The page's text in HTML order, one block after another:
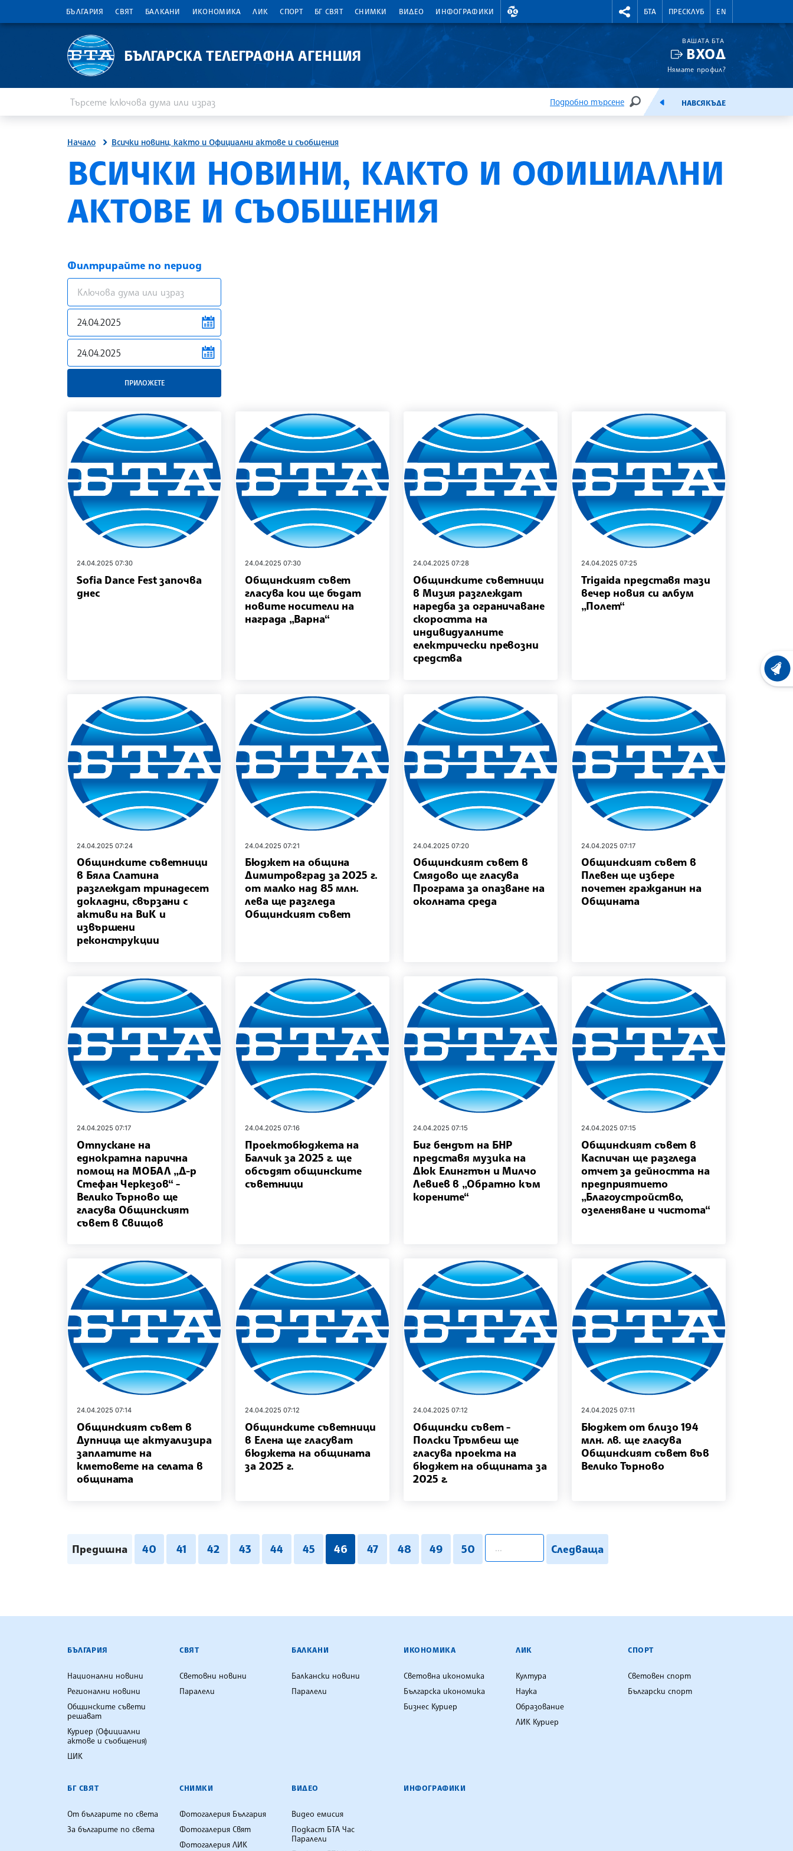
БЪЛГАРИЯ СВЯТ БАЛКАНИ ИКОНОМИКА ЛИК СПОРТ БГ СВЯТ СНИМКИ ВИДЕО ИНФОГРАФИКИ
ВАЛУТНИ КУРСОВЕ RIGHTMENU.SOCIAL
БТА ПРЕСКЛУБ EN
БЪЛГАРСКА ТЕЛЕГРАФНА АГЕНЦИЯ
ВАШАТА БТА
ВХОД
Нямате профил?
Подробно търсене
ТЪРСЕНЕЕМИСИЯНАВСЯКЪДЕ
Начало Всички новини, както и Официални актове и съобщения
ВСИЧКИ НОВИНИ, КАКТО И ОФИЦИАЛНИ
АКТОВЕ И СЪОБЩЕНИЯ
Филтрирайте по период
news.filter.from
news.filter.to
ПРИЛОЖЕТЕ
24.04.2025 07:30
Sofia Dance Fest започва
днес
24.04.2025 07:30
Общинският съвет
гласува кои ще бъдат
новите носители на
награда „Варна“
24.04.2025 07:28
Общинските съветници
в Мизия разглеждат
наредба за ограничаване
скоростта на
индивидуалните
електрически превозни
средства
24.04.2025 07:25
Trigaida представя тази
вечер новия си албум
„Полет“
24.04.2025 07:24
Общинските съветници
в Бяла Слатина
разглеждат тринадесет
докладни, свързани с
активи на ВиК и
извършени
реконструкции
24.04.2025 07:21
Бюджет на община
Димитровград за 2025 г.
от малко над 85 млн.
лева ще разгледа
Общинският съвет
24.04.2025 07:20
Общинският съвет в
Смядово ще гласува
Програма за опазване на
околната среда
24.04.2025 07:17
Общинският съвет в
Плевен ще избере
почетен гражданин на
Общината
24.04.2025 07:17
Отпускане на
еднократна парична
помощ на МОБАЛ „Д-р
Стефан Черкезов“ -
Велико Търново ще
гласува Общинският
съвет в Свищов
24.04.2025 07:16
Проектобюджета на
Балчик за 2025 г. ще
обсъдят общинските
съветници
24.04.2025 07:15
Биг бендът на БНР
представя музика на
Дюк Елингтън и Милчо
Левиев в „Обратно към
корените“
24.04.2025 07:15
Общинският съвет в
Каспичан ще разгледа
отчет за дейността на
предприятието
„Благоустройство,
озеленяване и чистота“
24.04.2025 07:14
Общинският съвет в
Дупница ще актуализира
заплатите на
кметовете на селата в
общината
24.04.2025 07:12
Общинските съветници
в Елена ще гласуват
бюджета на общината
за 2025 г.
24.04.2025 07:12
Общински съвет -
Полски Тръмбеш ще
гласува проекта на
бюджет на общината за
2025 г.
24.04.2025 07:11
Бюджет от близо 194
млн. лв. ще гласува
Общинският съвет във
Велико Търново
Предишна 40 41 42 43 44 45 46 47 48 49 50
pagination.search
Следваща
БЪЛГАРСКА ТЕЛЕГРАФНА АГЕНЦИЯ
БЪЛГАРИЯ
Национални новини
Регионални новини
Общинските съвети
решават
Куриер (Официални
актове и съобщения)
ЦИК
СВЯТ
Световни новини
Паралели
БАЛКАНИ
Балкански новини
Паралели
ИКОНОМИКА
Световна икономика
Българска икономика
Бизнес Куриер
ЛИК
Култура
Наука
Образование
ЛИК Куриер
СПОРТ
Световен спорт
Български спорт
БГ СВЯТ
От българите по света
За българите по света
СНИМКИ
Фотогалерия България
Фотогалерия Свят
Фотогалерия ЛИК
ВИДЕО
Видео емисия
Подкаст БТА Час
Паралели
ИНФОГРАФИКИ